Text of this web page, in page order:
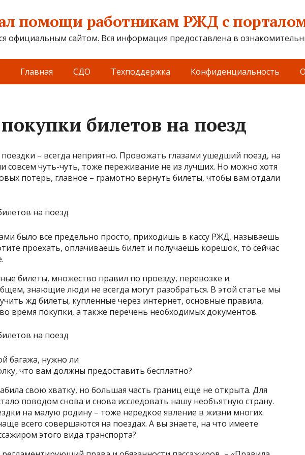
помощи работникам РЖД с
официальным сайтом. Вся информация предоставлена в
Главная СДО Техподдержка Конфиденциальность
билетов на поезд
– всегда неприятно. Провожать глазами ушедший поезд, на
совсем чуть-чуть, тоже переживание не из лучших. Но можно хотя
потерь, главное – грамотно вернуть билеты, чтобы вам отдали
было все предельно просто, приходишь в кассу РЖД, называешь
проехать, оплачиваешь билет и получаешь корешок, то сейчас
билеты, множество правил по проезду, перевозке и
знающие люди не всегда могут разобраться. В этой статье мы
жд билеты, купленные через интернет, основные правила,
время покупки, а также перечень необходимых документов.
багажа, нужно ли
что вам должны предоставить бесплатно?
свою хватку, но большая часть границ еще не открыта. Для
поводом снова и снова исследовать нашу необъятную страну.
на малую родину – тоже нередкое явление в жизни многих.
всего совершаются на поездах. А вы знаете, на что имеете
этого вида транспорта?